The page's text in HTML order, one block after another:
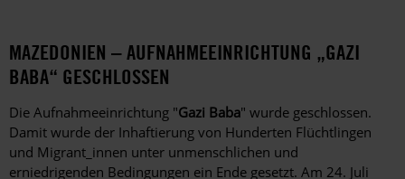
MAZEDONIEN – AUFNAHMEEINRICHTUNG „GAZI
BABA“ GESCHLOSSEN
Die Aufnahmeeinrichtung "Gazi Baba" wurde geschlossen.
Damit wurde der Inhaftierung von Hunderten Flüchtlingen
und Migrant_innen unter unmenschlichen und
erniedrigenden Bedingungen ein Ende gesetzt. Am 24. Juli